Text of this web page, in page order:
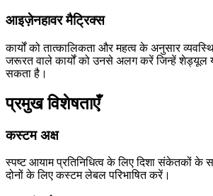
आइज़ेनहावर मैट्रिक्स
कार्यों को तात्कालिकता और महत्व के अनुसार
जरूरत वाले कार्यों को उनसे अलग करें जिन्हें शेड्यूल
सकता है।
प्रमुख विशेषताएँ
कस्टम अक्ष
स्पष्ट आयाम प्रतिनिधित्व के लिए दिशा संकेतकों के
दोनों के लिए कस्टम लेबल परिभाषित करें।